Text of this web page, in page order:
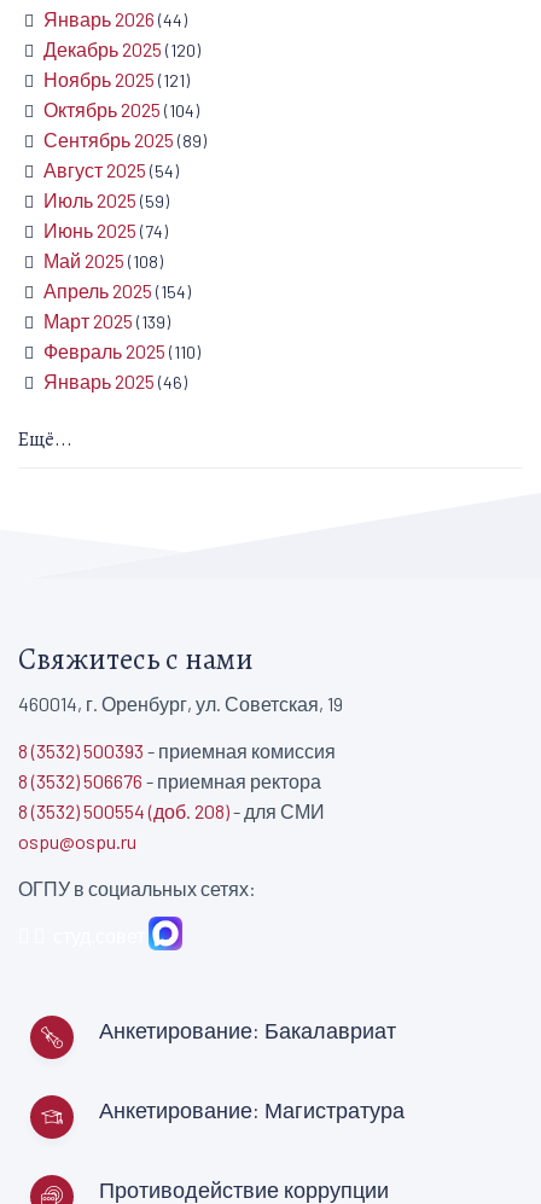
Январь 2026 (44)
Декабрь 2025 (120)
Ноябрь 2025 (121)
Октябрь 2025 (104)
Сентябрь 2025 (89)
Август 2025 (54)
Июль 2025 (59)
Июнь 2025 (74)
Май 2025 (108)
Апрель 2025 (154)
Март 2025 (139)
Февраль 2025 (110)
Январь 2025 (46)
Ещё...
Свяжитесь с нами
460014, г. Оренбург, ул. Советская, 19
8 (3532) 500393 - приемная комиссия
8 (3532) 506676 - приемная ректора
8 (3532) 500554 (доб. 208)- для СМИ
ospu@ospu.ru
ОГПУ в социальных сетях:
Анкетирование: Бакалавриат
Анкетирование: Магистратура
Противодействие коррупции